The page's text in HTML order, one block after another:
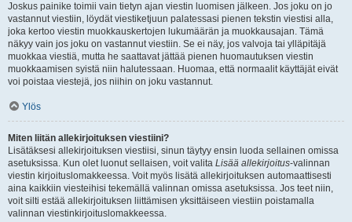
Joskus painike toimii vain tietyn ajan viestin luomisen jälkeen. Jos joku on jo
vastannut viestiin, löydät viestiketjuun palatessasi pienen tekstin viestisi alla,
joka kertoo viestin muokkauskertojen lukumäärän ja muokkausajan. Tämä
näkyy vain jos joku on vastannut viestiin. Se ei näy, jos valvoja tai ylläpitäjä
muokkaa viestiä, mutta he saattavat jättää pienen huomautuksen viestin
muokkaamisen syistä niin halutessaan. Huomaa, että normaalit käyttäjät eivät
voi poistaa viestejä, jos niihin on joku vastannut.
Ylös
Miten liitän allekirjoituksen viestiini?
Lisätäksesi allekirjoituksen viestiisi, sinun täytyy ensin luoda sellainen omissa
asetuksissa. Kun olet luonut sellaisen, voit valita Lisää allekirjoitus-valinnan
viestin kirjoituslomakkeessa. Voit myös lisätä allekirjoituksen automaattisesti
aina kaikkiin viesteihisi tekemällä valinnan omissa asetuksissa. Jos teet niin,
voit silti estää allekirjoituksen liittämisen yksittäiseen viestiin poistamalla
valinnan viestinkirjoituslomakkeessa.